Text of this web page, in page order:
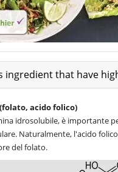
ingredient that have
acido folico)
idrosolubile, è importante
Naturalmente, l'acido
del folato.